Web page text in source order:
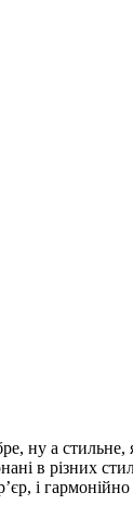
ну а стильне,
в різних
і